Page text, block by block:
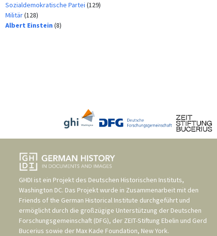
Sozialdemokratische Partei (129)
Militär(128)
Albert Einstein (8)
GHDI ist ein Projekt des Deutschen Historischen Instituts,
Washington DC. Das Projekt wurde in Zusammenarbeit mit den
Friends of the German Historical Institute durchgeführt und
ermöglicht durch die großzügige Unterstützung der Deutschen
Forschungsgemeinschaft (DFG), der ZEIT-Stiftung Ebelin und Gerd
Bucerius sowie der Max Kade Foundation, New York.